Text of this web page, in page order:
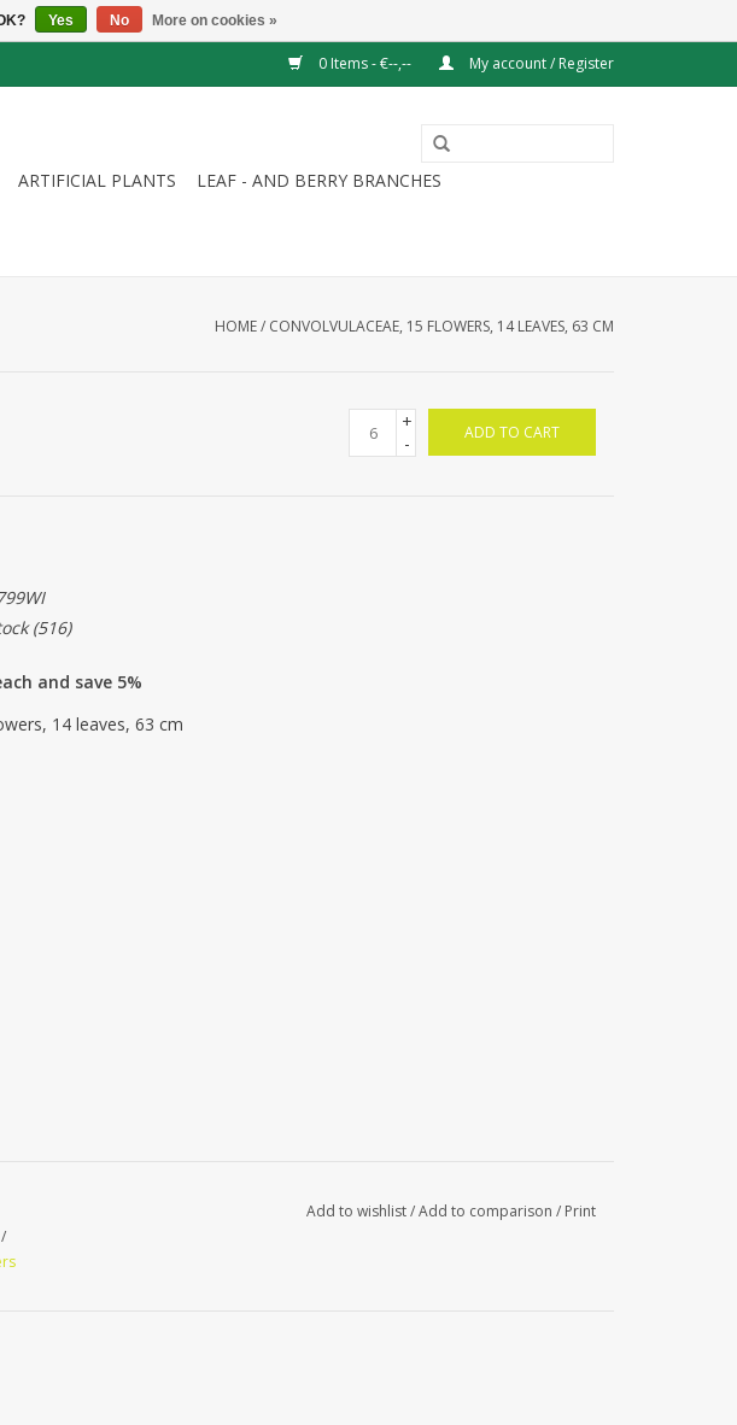
0 Items - €--,-- My account / Register
ARTIFICIAL PLANTS
LEAF - AND BERRY BRANCHES
HOME/ CONVOLVULACEAE, 15 FLOWERS, 14 LEAVES, 63 CM
+
-
ADD TO CART
(516)
and save 5%
14 leaves, 63 cm
/
Add to wishlist/Add to comparison / Print
Yes No More on cookies »